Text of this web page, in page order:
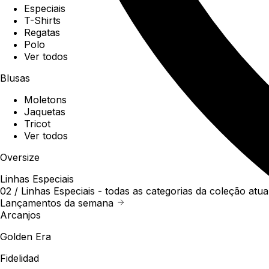
Especiais
T-Shirts
Regatas
Polo
Ver todos
Blusas
Moletons
Jaquetas
Tricot
Ver todos
Oversize
Linhas Especiais
02 / Linhas Especiais - todas as categorias da coleção
Lançamentos da semana
Arcanjos
Golden Era
Fidelidad